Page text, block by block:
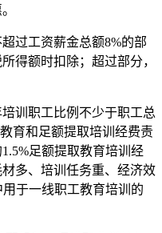
过工资薪金总额8%的部
得额时扣除；超过部分，
训职工比例不少于职工总
育和足额提取培训经费责
足额提取教育培训经
多、培训任务重、经济效
于一线职工教育培训的